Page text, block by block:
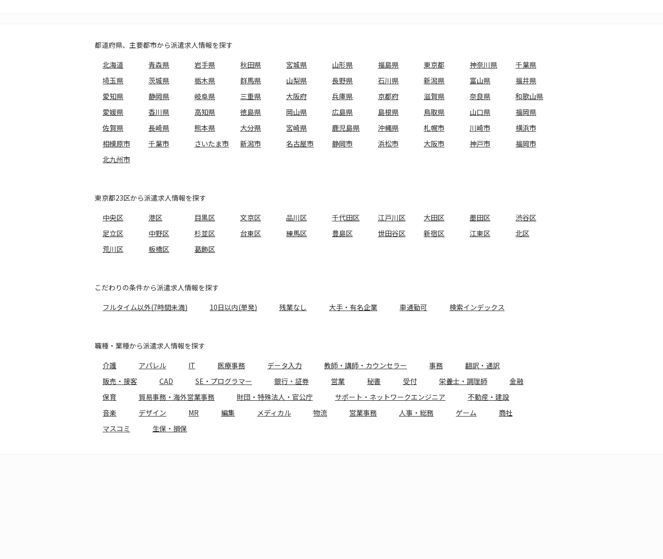
都道府県、主要都市から派遣求人情報を探す
北海道
青森県 岩手県 秋田県 宮城県 山形県 福島県 東京都 神奈川県
千葉県
埼玉県
茨城県 栃木県 群馬県 山梨県 長野県 石川県 新潟県 富山県
福井県
愛知県
静岡県 岐阜県 三重県 大阪府 兵庫県 京都府 滋賀県 奈良県
和歌山県
愛媛県
香川県 高知県 徳島県 岡山県 広島県 島根県 鳥取県 山口県
福岡県
佐賀県
長崎県 熊本県 大分県 宮崎県 鹿児島県 沖縄県 札幌市 川崎市
横浜市
相模原市
千葉市 さいたま市 新潟市 名古屋市 静岡市 浜松市 大阪市 神戸市
福岡市
北九州市
東京都23区から派遣求人情報を探す
中央区
港区 目黒区 文京区 品川区 千代田区 江戸川区 大田区 墨田区
渋谷区
足立区
中野区 杉並区 台東区 練馬区 豊島区 世田谷区 新宿区 江東区
北区
荒川区
板橋区 葛飾区
こだわりの条件から派遣求人情報を探す
フルタイム以外(7時間未満)
10日以内(単発) 残業なし 大手・有名企業 車通勤可 検索インデックス
職種・業種から派遣求人情報を探す
介護
アパレル IT 医療事務 データ入力 教師・講師・カウンセラー 事務
翻訳・通訳
販売・接客
CAD SE・プログラマー 銀行・証券 営業 秘書 受付 栄養士・調理師
金融
保育
貿易事務・海外営業事務 財団・特殊法人・官公庁 サポート・ネットワークエンジニア
不動産・建設
音楽
デザイン MR 編集 メディカル 物流 営業事務 人事・総務 ゲーム
商社
マスコミ
生保・損保